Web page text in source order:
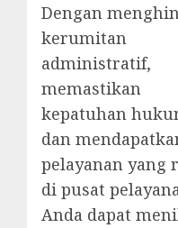
Dengan
kerumitan
administratif,
memastikan
kepatuhan
dan
pelayanan yang
di pusat
Anda dapat